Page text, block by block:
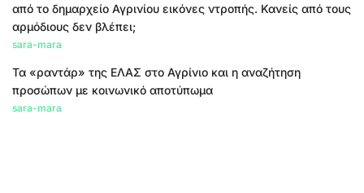
από το δημαρχείο Αγρινίου εικόνες ντροπής. Κανείς από τους
αρμόδιους δεν βλέπει;
sara-mara
Τα «ραντάρ» της ΕΛΑΣ στο Αγρίνιο και η αναζήτηση
προσώπων με κοινωνικό αποτύπωμα
sara-mara